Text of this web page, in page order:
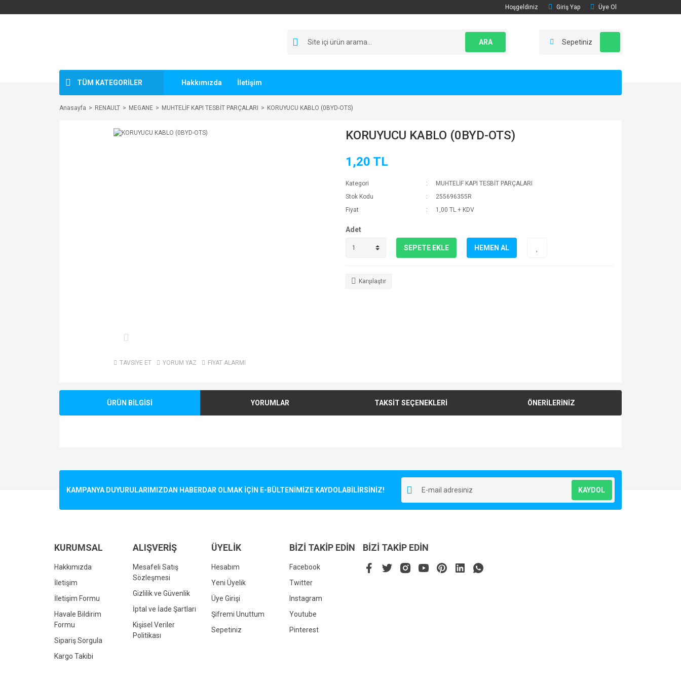
Hoşgeldiniz Giriş Yap Üye Ol
ARA Sepetiniz
TÜM KATEGORİLER Hakkımızda İletişim
Anasayfa RENAULT MEGANE MUHTELİF KAPI TESBİT PARÇALARI KORUYUCU KABLO (0BYD-OTS)
TAVSİYE ET YORUM YAZ FİYAT ALARMI
KORUYUCU KABLO (0BYD-OTS)
1,20 TL
Kategori
MUHTELİF KAPI TESBİT PARÇALARI
Stok Kodu
255696355R
Fiyat
1,00 TL + KDV
Adet
SEPETE EKLE HEMEN AL
Karşılaştır
ÜRÜN BİLGİSİ YORUMLAR TAKSİT SEÇENEKLERİ ÖNERİLERİNİZ
Ürün resmi kalitesiz, bozuk veya görüntülenemiyor.
Bu ürüne benzer farklı alternatifler olmalı.
KAMPANYA DUYURULARIMIZDAN HABERDAR OLMAK İÇİN E-BÜLTENİMİZE KAYDOLABİLİRSİNİZ! KAYDOL
KURUMSAL
Hakkımızda
İletişim
İletişim Formu
Havale Bildirim
Formu
Sipariş Sorgula
Kargo Takibi
ALIŞVERİŞ
Mesafeli Satış
Sözleşmesi
Gizlilik ve Güvenlik
İptal ve İade Şartları
Kişisel Veriler
Politikası
ÜYELİK
Hesabım
Yeni Üyelik
Üye Girişi
Şifremi Unuttum
Sepetiniz
BİZİ TAKİP EDİN
Facebook
Twitter
Instagram
Youtube
Pinterest
BİZİ TAKİP EDİN